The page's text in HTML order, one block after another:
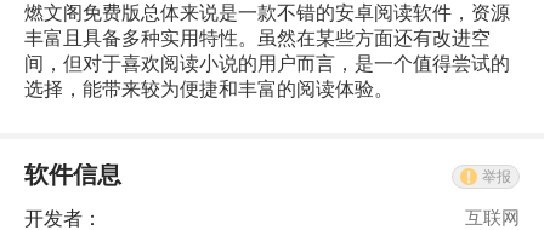
燃文阁免费版总体来说是一款不错的安卓阅读软件，资源
丰富且具备多种实用特性。虽然在某些方面还有改进空
间，但对于喜欢阅读小说的用户而言，是一个值得尝试的
选择，能带来较为便捷和丰富的阅读体验。
软件信息 举报
开发者： 互联网